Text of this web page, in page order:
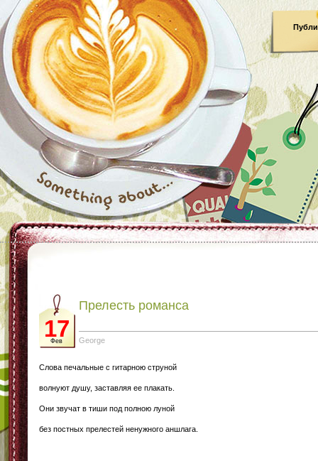
17
Фев
Прелесть романса
George
Слова печальные с гитарною струной
волнуют душу, заставляя ее плакать.
Они звучат в тиши под полною луной
без постных прелестей ненужного аншлага.